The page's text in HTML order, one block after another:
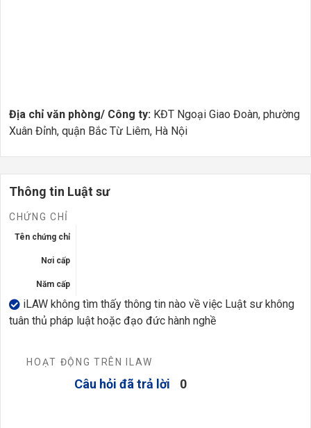
Địa chỉ văn phòng/ Công ty: KĐT Ngoại Giao Đoàn, phường
Xuân Đỉnh, quận Bắc Từ Liêm, Hà Nội
Thông tin Luật sư
CHỨNG CHỈ
Tên chứng chỉ
Nơi cấp
Năm cấp
iLAW không tìm thấy thông tin nào về việc Luật sư không
tuân thủ pháp luật hoặc đạo đức hành nghề
HOẠT ĐỘNG TRÊN ILAW
Câu hỏi đã trả lời 0